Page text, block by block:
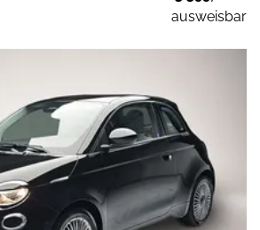
ausweisbar